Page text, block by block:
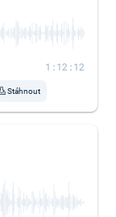
1:12:12
Stáhnout